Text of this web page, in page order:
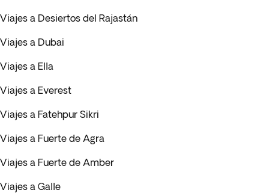
Viajes a Desiertos del Rajastán
Viajes a Dubai
Viajes a Ella
Viajes a Everest
Viajes a Fatehpur Sikri
Viajes a Fuerte de Agra
Viajes a Fuerte de Amber
Viajes a Galle